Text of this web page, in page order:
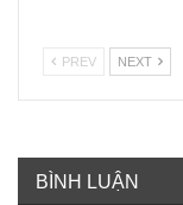
PREV NEXT
BÌNH LUẬN